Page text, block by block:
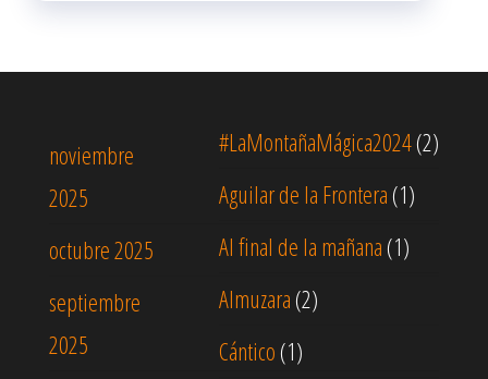
#LaMontañaMágica2024(2)
Aguilar de la Frontera (1)
Al final de la mañana (1)
Almuzara (2)
Cántico (1)
noviembre
2025
octubre 2025
septiembre
2025